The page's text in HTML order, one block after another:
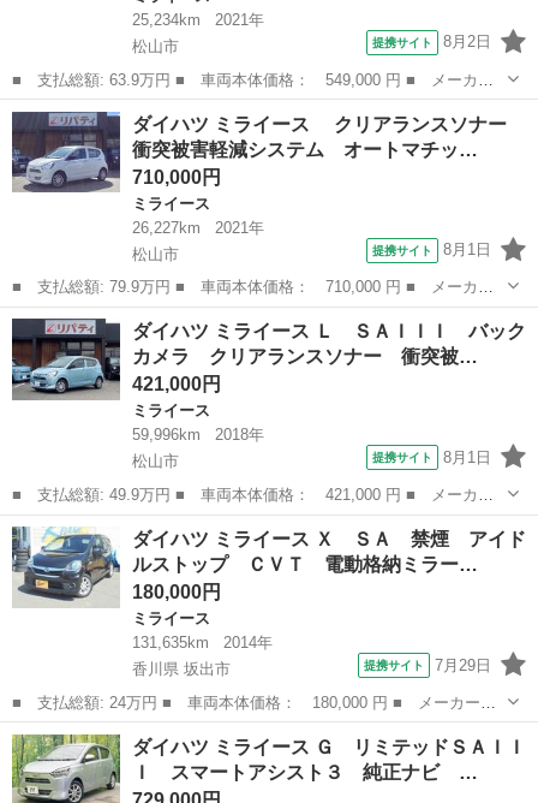
25,234km
2021年
松山市
提携サイト 8月2日
■ 支払総額: 63.9万円 ■ 車両本体価格： 549,000 円 ■ メーカー
名： ダイハツ ■ 車種名： ミライース ■ グレード名： Ｌ Ｓ
ＡＩＩＩ ナビ Ｂｌｕｅｔｏｏｔｈ クリアランスソナー 衝突被
害軽減システ...
愛媛 松山市 ミライース
ダイハツ ミライース クリアランスソナー
衝突被害軽減システム オートマチッ…
710,000円
ミライース
26,227km
2021年
松山市
提携サイト 8月1日
■ 支払総額: 79.9万円 ■ 車両本体価格： 710,000 円 ■ メーカー
名： ダイハツ ■ 車種名： ミライース ■ グレード名： クリ
アランスソナー 衝突被害軽減システム オートマチックハイビー
ム オートライ...
愛媛 松山市 ミライース
ダイハツ ミライース Ｌ ＳＡＩＩＩ バック
カメラ クリアランスソナー 衝突被…
421,000円
ミライース
59,996km
2018年
松山市
提携サイト 8月1日
■ 支払総額: 49.9万円 ■ 車両本体価格： 421,000 円 ■ メーカー
名： ダイハツ ■ 車種名： ミライース ■ グレード名： Ｌ Ｓ
ＡＩＩＩ バックカメラ クリアランスソナー 衝突被害軽減システ
ム オートマ...
愛媛 松山市 ミライース
ダイハツ ミライース Ｘ ＳＡ 禁煙 アイド
ルストップ ＣＶＴ 電動格納ミラー…
180,000円
ミライース
131,635km
2014年
香川県 坂出市
提携サイト 7月29日
■ 支払総額: 24万円 ■ 車両本体価格： 180,000 円 ■ メーカー
名： ダイハツ ■ 車種名： ミライース ■ グレード名： Ｘ Ｓ
Ａ 禁煙 アイドルストップ ＣＶＴ 電動格納ミラー 全シートク
リーニング済 １...
香川 坂出市 ミライース
ダイハツ ミライース Ｇ リミテッドＳＡＩＩ
Ｉ スマートアシスト３ 純正ナビ …